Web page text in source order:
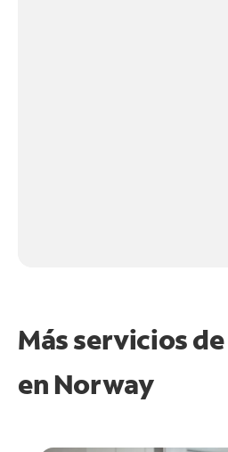
Más servicios
en Norway